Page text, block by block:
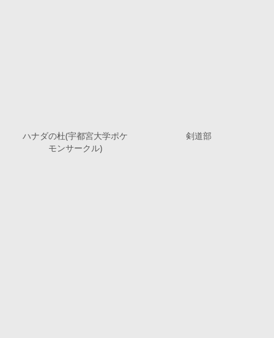
ハナダの杜(宇都宮大学ポケ
モンサークル)
剣道部